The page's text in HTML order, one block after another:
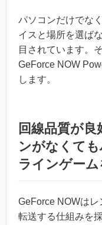
パソコンだけでな
イスと場所を選ば
目されています。
GeForce NOW
します。
回線品質が
ンがなくて
ラインゲー
GeForce NOWは
転送する仕組みを